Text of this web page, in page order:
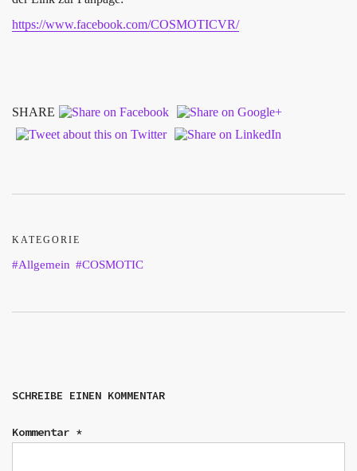
https://www.facebook.com/COSMOTICVR/
SHARE
KATEGORIE
Allgemein COSMOTIC
SCHREIBE EINEN KOMMENTAR
Kommentar *